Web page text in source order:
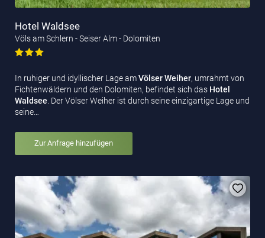
Hotel Waldsee
Völs am Schlern - Seiser Alm - Dolomiten
In ruhiger und idyllischer Lage amVölser Weiher, umrahmt von
Fichtenwäldern und den Dolomiten, befindet sich das Hotel
Waldsee . Der Völser Weiher ist durch seine einzigartige Lage und
seine…
Zur Anfrage hinzufügen